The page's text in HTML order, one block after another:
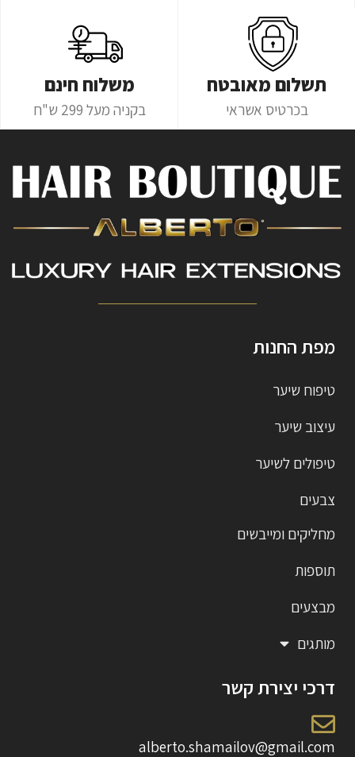
תשלום מאובטח
בכרטיס אשראי
משלוח חינם
בקניה מעל 299 ש"ח
מפת החנות
טיפוח שיער
עיצוב שיער
טיפולים לשיער
צבעים
מחליקים ומייבשים
תוספות
מבצעים
מותגים
דרכי יצירת קשר
alberto.shamailov@gmail.com